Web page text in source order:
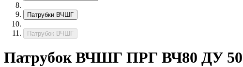
Патрубки ВЧШГ
Патрубок ВЧШГ
Патрубок ВЧШГ ПРГ ВЧ80 ДУ